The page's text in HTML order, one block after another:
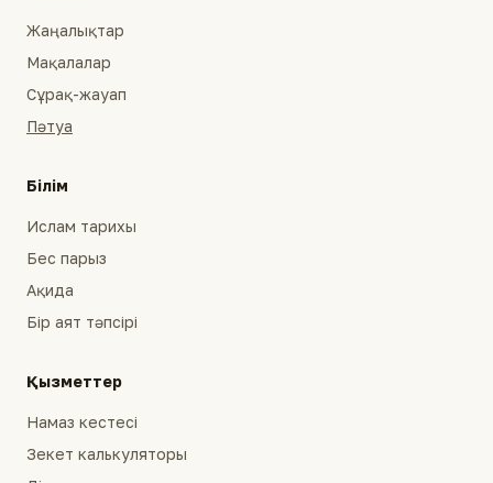
Жаңалықтар
Мақалалар
Сұрақ-жауап
Пәтуа
Білім
Ислам тарихы
Бес парыз
Ақида
Бір аят тәпсірі
Қызметтер
Намаз кестесі
Зекет калькуляторы